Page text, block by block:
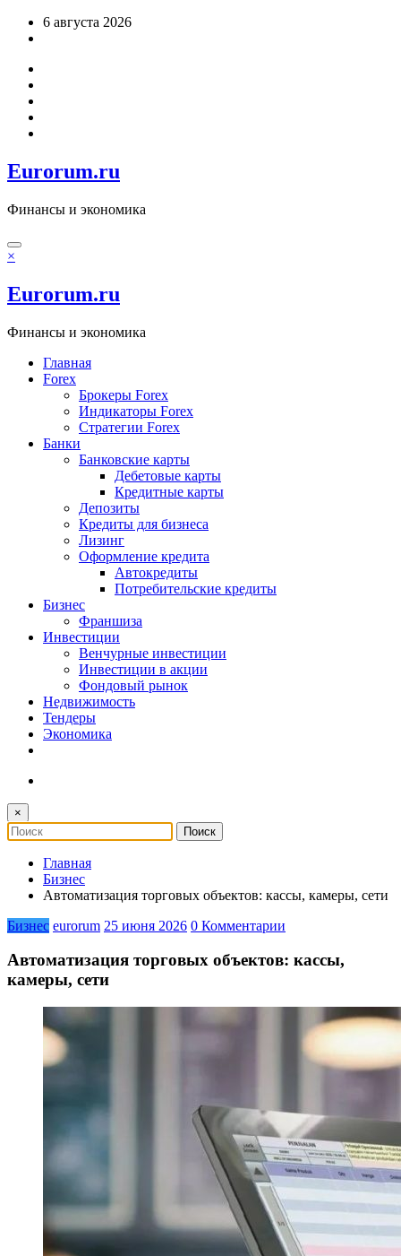
Перейти6 августа 2026
Eurorum.ru
Финансы и экономика
×
Eurorum.ru
Финансы и экономика
Главная
Forex
Брокеры Forex
Индикаторы Forex
Стратегии Forex
Банки
Банковские карты
Дебетовые карты
Кредитные карты
Депозиты
Кредиты для бизнеса
Лизинг
Оформление кредита
Автокредиты
Потребительские кредиты
Бизнес
Франшиза
Инвестиции
Венчурные инвестиции
Инвестиции в акции
Фондовый рынок
Недвижимость
Тендеры
Экономика
×
Главная
Бизнес
Автоматизация торговых объектов: кассы, камеры, сети
Бизнес eurorum 25 июня 2026 0 Комментарии
Автоматизация торговых объектов: кассы,
камеры, сети